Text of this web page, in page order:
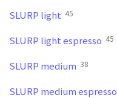
SLURP light 45
SLURP light espresso 45
SLURP medium 38
SLURP medium espresso